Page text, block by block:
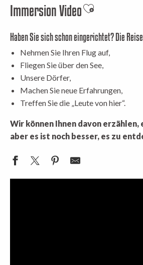
Immersion VideoAjouter aux
Haben Sie sich schon eingerichtet? Die
Nehmen Sie Ihren Flug auf,
Fliegen Sie über den See,
Unsere Dörfer,
Machen Sie neue Erfahrungen,
Treffen Sie die „Leute von hier“.
Wir können Ihnen davon erzählen,
aber es ist noch besser, es zu